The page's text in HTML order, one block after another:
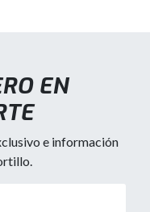
EN
e información